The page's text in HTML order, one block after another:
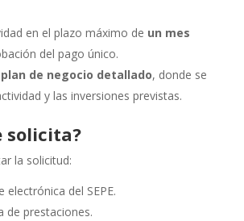
en el plazo máximo de un mes
del pago único.
plan de negocio detallado, donde se
y las inversiones previstas.
solicita?
la solicitud:
electrónica del SEPE.
de prestaciones.